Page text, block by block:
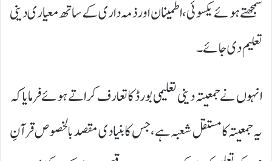
سمجھتے ہوئے یکسوئی، اطمینان اور ذمہ داری کے ساتھ معیاری دینی
تعلیم دی جائے۔
انہوں نے جمعیتہ دینی تعلیمی بورڈ کا تعارف کراتے ہوئے فرمایا کہ
یہ جمعیتہ کا مستقل شعبہ ہے، جس کا بنیادی مقصد بالخصوص قرآنِ